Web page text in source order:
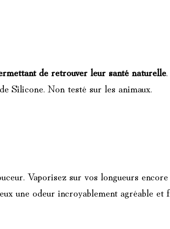
de retrouver leur santé naturelle
Silicone. Non testé sur les animaux.
Vaporisez sur vos longueurs
une odeur incroyablement agréable et